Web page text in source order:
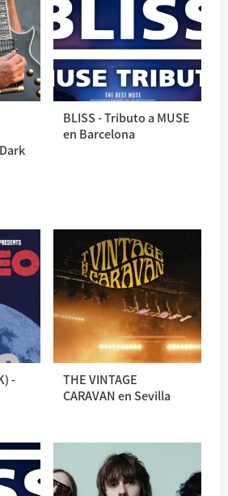
BLISS - Tributo a MUSE
en Barcelona
-
THE VINTAGE
CARAVAN en Sevilla